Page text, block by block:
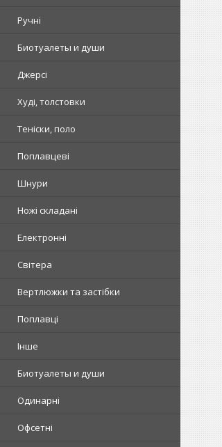
Ручні
Биотуалеты и души
Джерсі
Худі, толстовки
Теніски, поло
Поплавцеві
Шнури
Ножі складані
Електронні
Світера
Вертлюжки та застібки
Поплавці
Інше
Биотуалеты и души
Одинарні
Офсетні